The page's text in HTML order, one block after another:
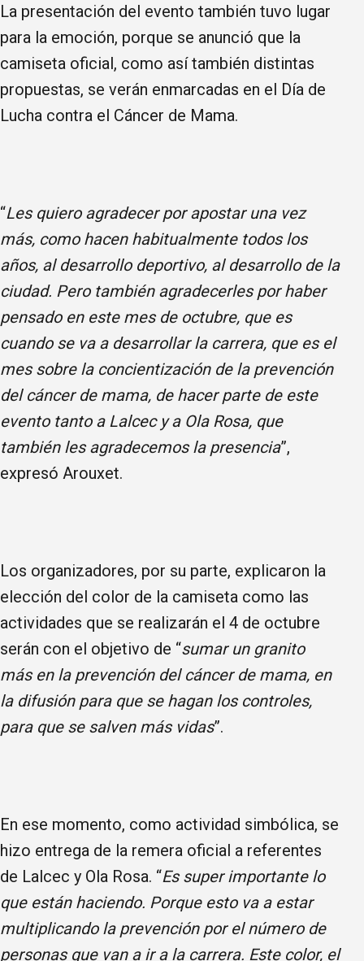
La presentación del evento también tuvo lugar
para la emoción, porque se anunció que la
camiseta oficial, como así también distintas
propuestas, se verán enmarcadas en el Día de
Lucha contra el Cáncer de Mama.
“Les quiero agradecer por apostar una vez
más, como hacen habitualmente todos los
años, al desarrollo deportivo, al desarrollo de la
ciudad. Pero también agradecerles por haber
pensado en este mes de octubre, que es
cuando se va a desarrollar la carrera, que es el
mes sobre la concientización de la prevención
del cáncer de mama, de hacer parte de este
evento tanto a Lalcec y a Ola Rosa, que
también les agradecemos la presencia”,
expresó Arouxet.
Los organizadores, por su parte, explicaron la
elección del color de la camiseta como las
actividades que se realizarán el 4 de octubre
serán con el objetivo de “sumar un granito
más en la prevención del cáncer de mama, en
la difusión para que se hagan los controles,
para que se salven más vidas”.
En ese momento, como actividad simbólica, se
hizo entrega de la remera oficial a referentes
de Lalcec y Ola Rosa. “Es super importante lo
que están haciendo. Porque esto va a estar
multiplicando la prevención por el número de
personas que van a ir a la carrera. Este color, el